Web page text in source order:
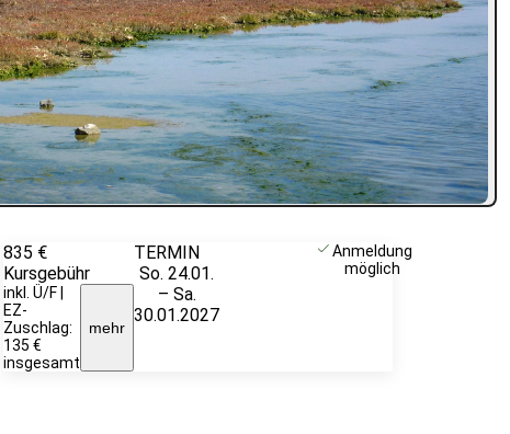
835 €
Kursgebühr
inkl. Ü/F |
EZ-
Zuschlag:
135 €
insgesamt
mehr
TERMIN
So. 24.01.
– Sa.
30.01.2027
Anmeldung
möglich